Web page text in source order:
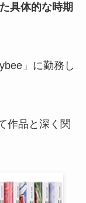
具体的な時期
」に勤務し
作品と深く関